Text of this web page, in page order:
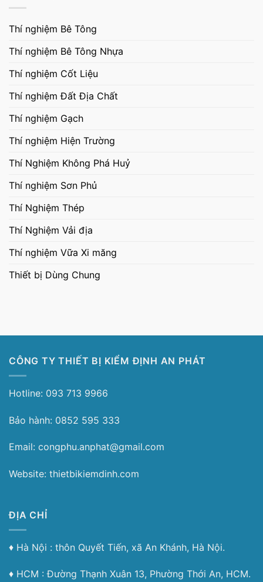
Thí nghiệm Bê Tông
Thí nghiệm Bê Tông Nhựa
Thí nghiệm Cốt Liệu
Thí nghiệm Đất Địa Chất
Thí nghiệm Gạch
Thí nghiệm Hiện Trường
Thí Nghiệm Không Phá Huỷ
Thí nghiệm Sơn Phủ
Thí Nghiệm Thép
Thí Nghiệm Vải địa
Thí nghiệm Vữa Xi măng
Thiết bị Dùng Chung
CÔNG TY THIẾT BỊ KIỂM ĐỊNH AN PHÁT
Hotline: 093 713 9966
Bảo hành: 0852 595 333
Email: congphu.anphat@gmail.com
Website: thietbikiemdinh.com
ĐỊA CHỈ
♦︎ Hà Nội : thôn Quyết Tiến, xã An Khánh, Hà Nội.
♦︎ HCM : Đường Thạnh Xuân 13, Phường Thới An, HCM.